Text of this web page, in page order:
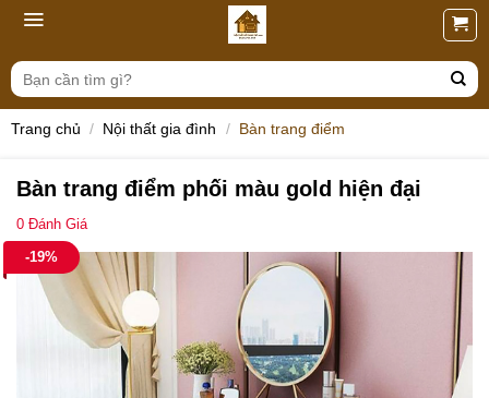
Skip
content
Tìm
kiếm:
Trang chủ / Nội thất gia đình / Bàn trang điểm
Bàn trang điểm phối màu gold hiện đại
0 Đánh Giá
-19%